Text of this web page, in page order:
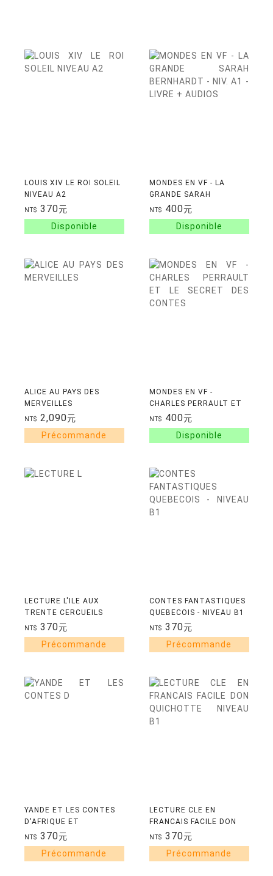
LOUIS XIV LE ROI SOLEIL
NIVEAU A2
NT$ 370元
MONDES EN VF - LA
GRANDE SARAH
BERNHARDT - NIV. A1 -
LIVRE + AUDIOS
NT$ 400元
ALICE AU PAYS DES
MERVEILLES
NT$ 2,090元
MONDES EN VF -
CHARLES PERRAULT ET
LE SECRET DES CONTES
NT$ 400元
LECTURE L'ILE AUX
TRENTE CERCUEILS
NIVEAU A2
NT$ 370元
CONTES FANTASTIQUES
QUEBECOIS - NIVEAU B1
NT$ 370元
YANDE ET LES CONTES
D'AFRIQUE ET
D'AILLEURS NIVEAU A2
NT$ 370元
LECTURE CLE EN
FRANCAIS FACILE DON
QUICHOTTE NIVEAU B1
NT$ 370元